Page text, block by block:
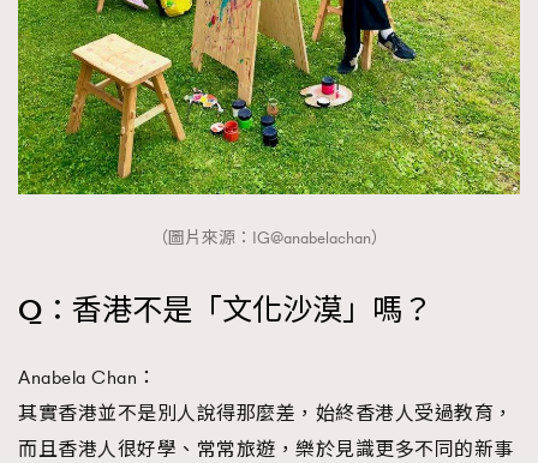
（圖片來源：IG@anabelachan）
Q：香港不是「文化沙漠」嗎？
Anabela Chan：
其實香港並不是別人說得那麼差，始終香港人受過教育，
而且香港人很好學、常常旅遊，樂於見識更多不同的新事